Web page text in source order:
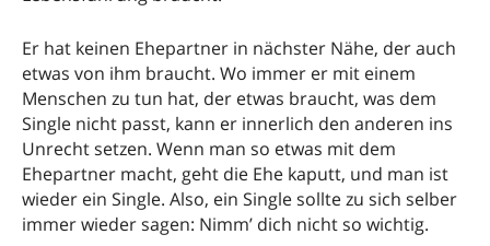
Er hat keinen Ehepartner in nächster Nähe, der auch
etwas von ihm braucht. Wo immer er mit einem
Menschen zu tun hat, der etwas braucht, was dem
Single nicht passt, kann er innerlich den anderen ins
Unrecht setzen. Wenn man so etwas mit dem
Ehepartner macht, geht die Ehe kaputt, und man ist
wieder ein Single. Also, ein Single sollte zu sich selber
immer wieder sagen: Nimm’ dich nicht so wichtig.